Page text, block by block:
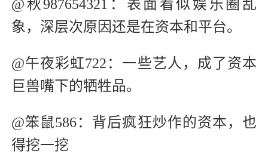
@秋987654321：表面看似娱乐圈乱
象，深层次原因还是在资本和平台。
@午夜彩虹722：一些艺人，成了资本
巨兽嘴下的牺牲品。
@笨鼠586：背后疯狂炒作的资本，也
得挖一挖